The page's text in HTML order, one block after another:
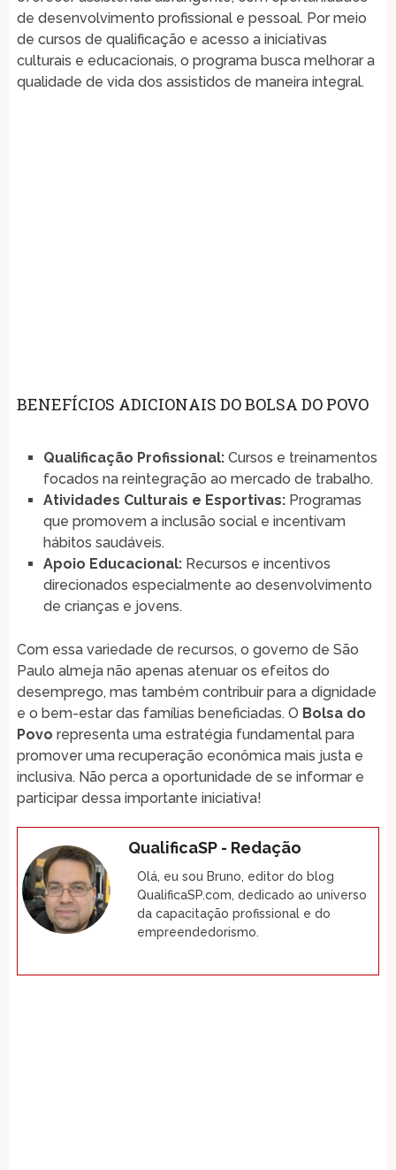
de desenvolvimento profissional e pessoal. Por meio
de cursos de qualificação e acesso a iniciativas
culturais e educacionais, o programa busca melhorar a
qualidade de vida dos assistidos de maneira integral.
BENEFÍCIOS ADICIONAIS DO BOLSA DO POVO
Qualificação Profissional:Cursos e treinamentos
focados na reintegração ao mercado de trabalho.
Atividades Culturais e Esportivas:Programas
que promovem a inclusão social e incentivam
hábitos saudáveis.
Apoio Educacional:Recursos e incentivos
direcionados especialmente ao desenvolvimento
de crianças e jovens.
Com essa variedade de recursos, o governo de São
Paulo almeja não apenas atenuar os efeitos do
desemprego, mas também contribuir para a dignidade
e o bem-estar das famílias beneficiadas. O Bolsa do
Povo representa uma estratégia fundamental para
promover uma recuperação econômica mais justa e
inclusiva. Não perca a oportunidade de se informar e
participar dessa importante iniciativa!
QualificaSP - Redação
Olá, eu sou Bruno, editor do blog
QualificaSP.com, dedicado ao universo
da capacitação profissional e do
empreendedorismo.